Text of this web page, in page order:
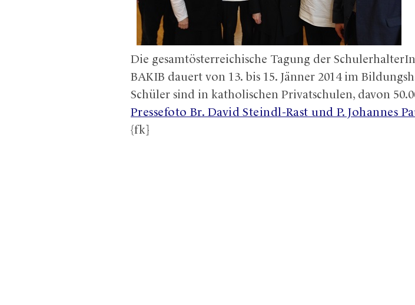
Die gesamtösterreichische Tagung der
BAKIB dauert von 13. bis 15. Jänner 2014 im
Schüler sind in katholischen Privatschulen, davon
Pressefoto Br. David Steindl-Rast und P. Johannes
{fk]